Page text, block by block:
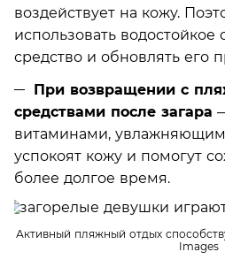
воздействует на кожу.
использовать
средство и обновлять его
При возвращении с
средствами после загара
витаминами,
успокоят кожу и помогут
более долгое время.
Активный пляжный отдых
Images